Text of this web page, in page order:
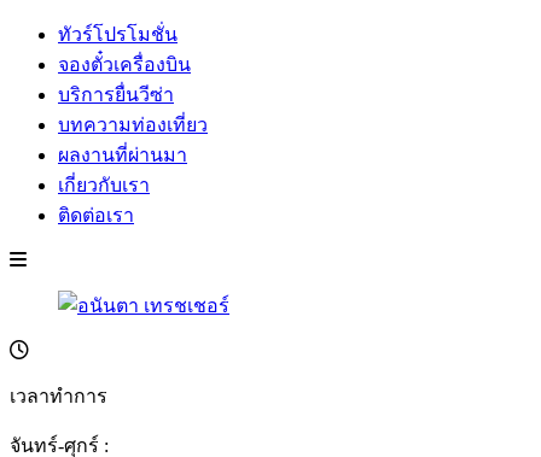
ทัวร์โปรโมชั่น
จองตั๋วเครื่องบิน
บริการยื่นวีซ่า
บทความท่องเที่ยว
ผลงานที่ผ่านมา
เกี่ยวกับเรา
ติดต่อเรา
เวลาทำการ
จันทร์-ศุกร์ :